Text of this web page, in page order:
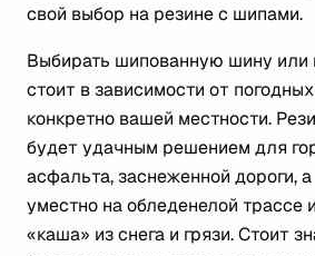
свой выбор на резине с шипами.
Выбирать шипованную шину
стоит в зависимости от
конкретно вашей местности.
будет удачным решением для
асфальта, заснеженной дороги,
уместно на обледенелой трассе
«каша» из снега и грязи. Стоит